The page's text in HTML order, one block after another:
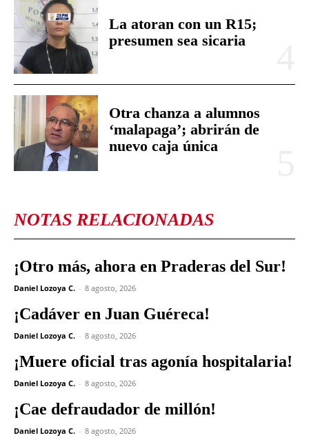
La atoran con un R15;
presumen sea sicaria
Otra chanza a alumnos
‘malapaga’; abrirán de
nuevo caja única
NOTAS RELACIONADAS
¡Otro más, ahora en Praderas del Sur!
Daniel Lozoya C. - 8 agosto, 2026
¡Cadáver en Juan Guéreca!
Daniel Lozoya C. - 8 agosto, 2026
¡Muere oficial tras agonía hospitalaria!
Daniel Lozoya C. - 8 agosto, 2026
¡Cae defraudador de millón!
Daniel Lozoya C. - 8 agosto, 2026